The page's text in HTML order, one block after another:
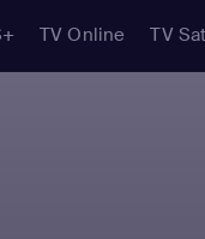
TV Online TV